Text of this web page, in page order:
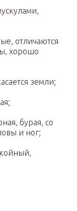
отличаются
хорошо
земли;
бурая, со
и ног;